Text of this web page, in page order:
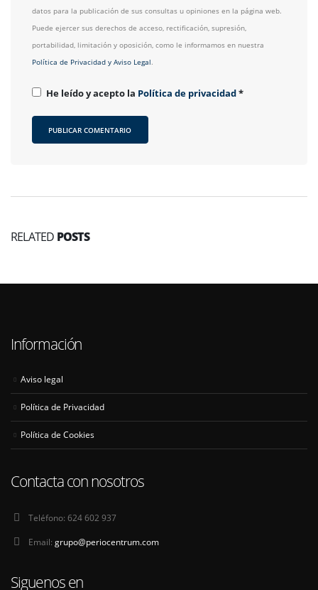
datos para la publicación de sus consultas u opiniones en la página web.
Puede ejercer sus derechos de acceso, rectificación, supresión,
portabilidad, limitación y oposición, como le informamos en nuestra
Política de Privacidad y Aviso Legal.
He leído y acepto la Política de privacidad*
RELATED POSTS
Información
Aviso legal
Política de Privacidad
Política de Cookies
Contacta con nosotros
Teléfono: 624 602 937
Email: grupo@periocentrum.com
Siguenos en